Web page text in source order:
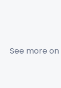
See more on